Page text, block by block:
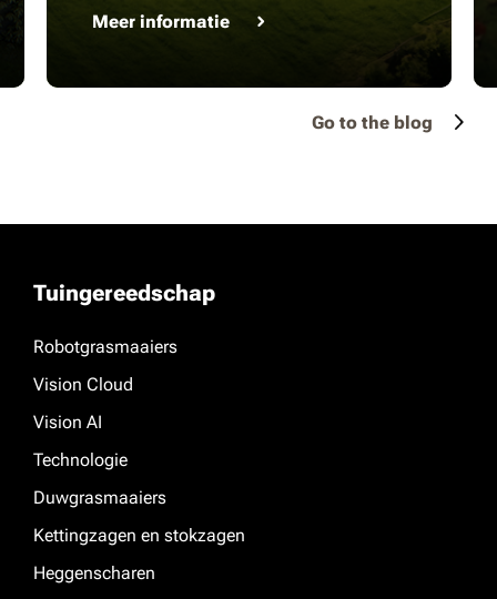
Meer informatie
Go to the blog
Tuingereedschap
Robotgrasmaaiers
Vision Cloud
Vision AI
Technologie
Duwgrasmaaiers
Kettingzagen en stokzagen
Heggenscharen